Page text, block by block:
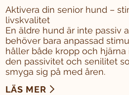
Aktivera din senior hund –
livskvalitet
En äldre hund är inte passiv
behöver bara anpassad
håller både kropp och
den passivitet och senilitet
smyga sig på med åren.
LÄS MER